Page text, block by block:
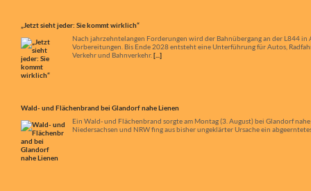
„Jetzt sieht jeder: Sie kommt wirklich“
Nach jahrzehntelangen Forderungen wird der Bahnübergang an der L844
Vorbereitungen. Bis Ende 2028 entsteht eine Unterführung für Autos,
Verkehr und Bahnverkehr. [...]
Wald- und Flächenbrand bei Glandorf nahe Lienen
Ein Wald- und Flächenbrand sorgte am Montag (3. August) bei Glandorf
Niedersachsen und NRW fing aus bisher ungeklärter Ursache ein